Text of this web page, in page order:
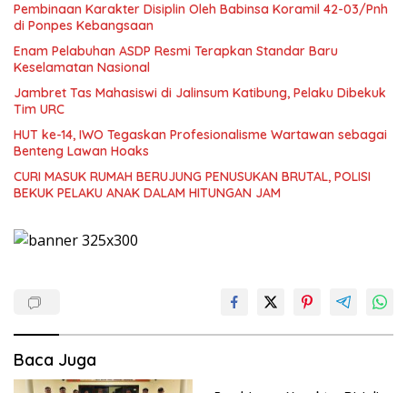
Pembinaan Karakter Disiplin Oleh Babinsa Koramil 42-03/Pnh
di Ponpes Kebangsaan
Enam Pelabuhan ASDP Resmi Terapkan Standar Baru
Keselamatan Nasional
Jambret Tas Mahasiswi di Jalinsum Katibung, Pelaku Dibekuk
Tim URC
HUT ke-14, IWO Tegaskan Profesionalisme Wartawan sebagai
Benteng Lawan Hoaks ‎
CURI MASUK RUMAH BERUJUNG PENUSUKAN BRUTAL, POLISI
BEKUK PELAKU ANAK DALAM HITUNGAN JAM
Baca Juga